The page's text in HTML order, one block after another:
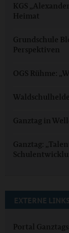
KGS
Heimat
Grundschule
Perspektiven
OGS Rühme:
Ganztag in
Ganztag:
EXTERNE LINKS
Portal